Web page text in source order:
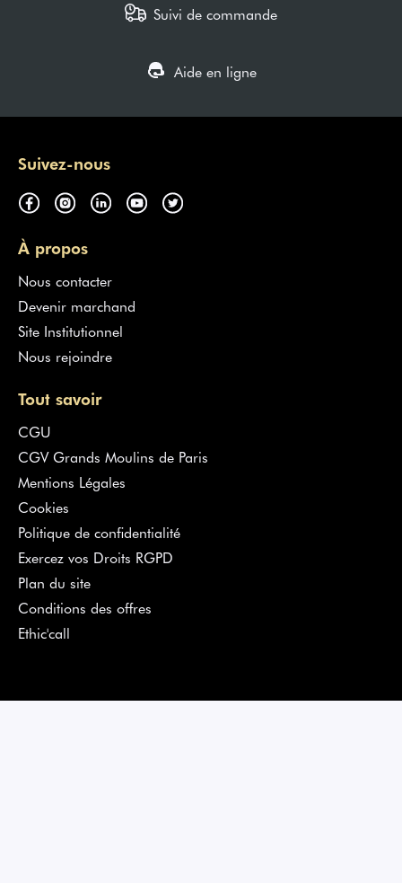
Suivi de commande
Aide en ligne
Suivez-nous
À propos
Nous contacter
Devenir marchand
Site Institutionnel
Nous rejoindre
Tout savoir
CGU
CGV Grands Moulins de Paris
Mentions Légales
Cookies
Politique de confidentialité
Exercez vos Droits RGPD
Plan du site
Conditions des offres
Ethic'call